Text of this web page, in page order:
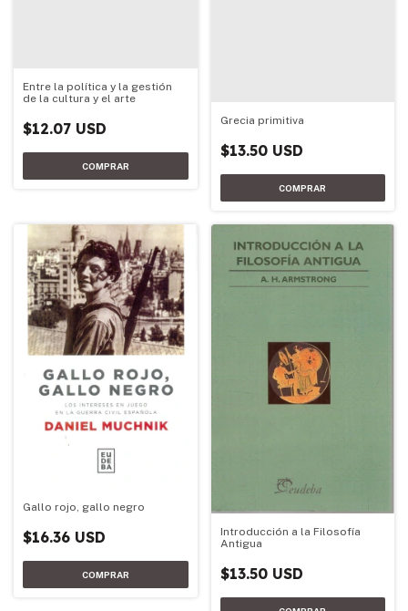
Entre la política y la gestión
de la cultura y el arte
$12.07 USD Grecia primitiva
$13.50 USD
Gallo rojo, gallo negro
$16.36 USD
Introducción a la Filosofía
Antigua
$13.50 USD